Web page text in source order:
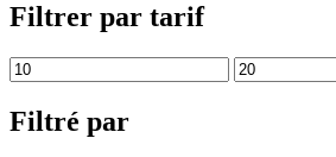
Filtrer par tarif
Filtré par